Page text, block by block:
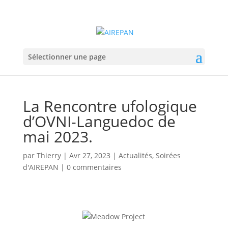
Sélectionner une page
La Rencontre ufologique
d’OVNI-Languedoc de
mai 2023.
par Thierry| Avr 27, 2023 | Actualités, Soirées
d'AIREPAN | 0 commentaires